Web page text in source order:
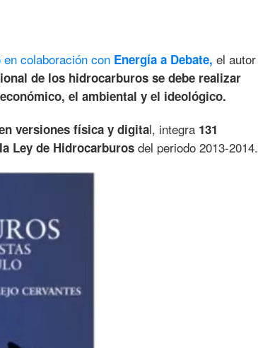
colaboración con Energía a Debate, el autor
de los hidrocarburos se debe realizar
el ambiental y el ideológico.
versiones física y digital, integra 131
Ley de Hidrocarburos del periodo 2013-2014.